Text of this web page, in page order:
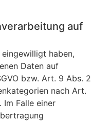
auf
haben,
Daten auf
bzw. Art. 9 Abs. 2
nach Art.
Im Falle einer